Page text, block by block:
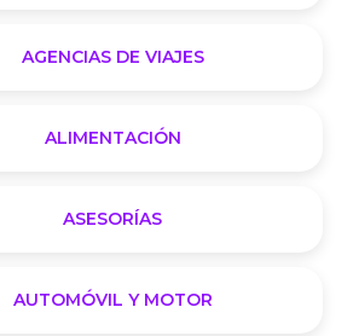
AGENCIAS DE VIAJES
ALIMENTACIÓN
ASESORÍAS
AUTOMÓVIL Y MOTOR